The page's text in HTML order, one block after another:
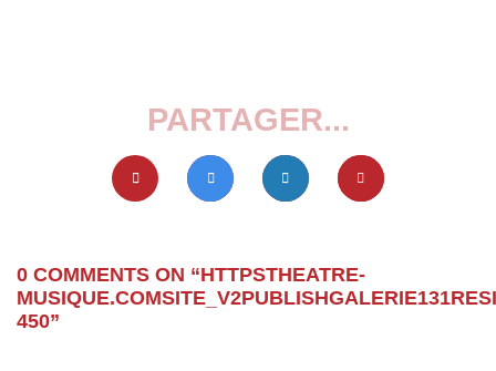
PARTAGER...
0 COMMENTS ON “HTTPSTHEATRE-
450”